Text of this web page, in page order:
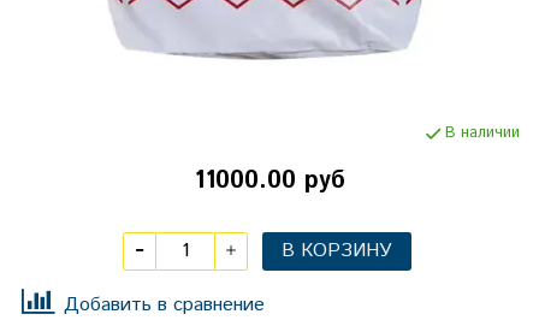
В наличии
11000.00 руб
В КОРЗИНУ
Добавить в сравнение